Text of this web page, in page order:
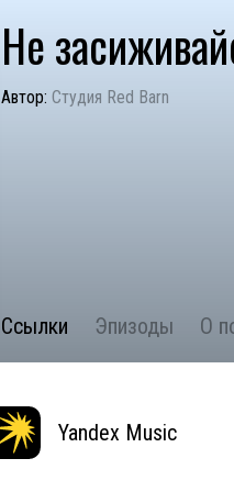
Не
Автор: Студия Red Barn
Ссылки Эпизоды О
Yandex Music